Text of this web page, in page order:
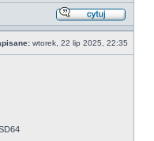
wtorek, 22 lip 2025, 22:35